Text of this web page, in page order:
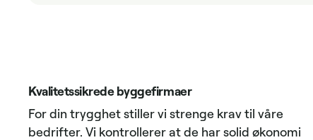
Kvalitetssikrede byggefirmaer
For din trygghet stiller vi strenge krav til våre
bedrifter. Vi kontrollerer at de har solid økonomi